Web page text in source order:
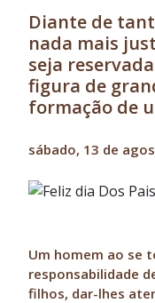
Diante de
nada mais
seja
figura de
formação de
sábado, 13 de
Um homem ao se
responsabilidade
filhos, dar-lhes